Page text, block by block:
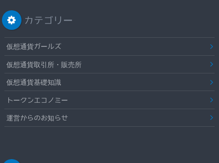
カテゴリー
仮想通貨ガールズ
仮想通貨取引所・販売所
仮想通貨基礎知識
トークンエコノミー
運営からのお知らせ